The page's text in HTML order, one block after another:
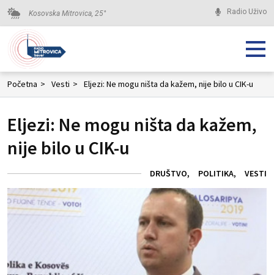
Kosovska Mitrovica, 25° Radio Uživo
Početna > Vesti > Eljezi: Ne mogu ništa da kažem, nije bilo u CIK-u
Eljezi: Ne mogu ništa da kažem,
nije bilo u CIK-u
DRUŠTVO POLITIKA VESTI